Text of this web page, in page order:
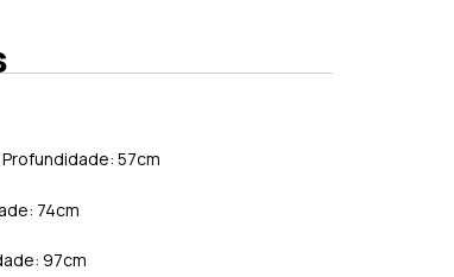
57cm
74cm
97cm